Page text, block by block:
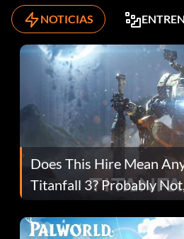
NOTICIAS
Does This Hire Mean
Titanfall 3? Probably
Fans Are Hopeful